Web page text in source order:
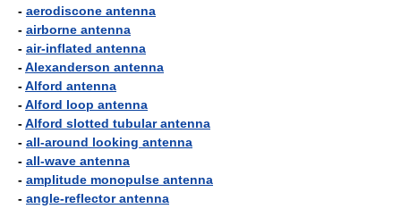
- aerodiscone antenna
- airborne antenna
- air-inflated antenna
-Alexanderson antenna
-Alford antenna
-Alford loop antenna
-Alford slotted tubular antenna
- all-around looking antenna
- all-wave antenna
- amplitude monopulse antenna
- angle-reflector antenna